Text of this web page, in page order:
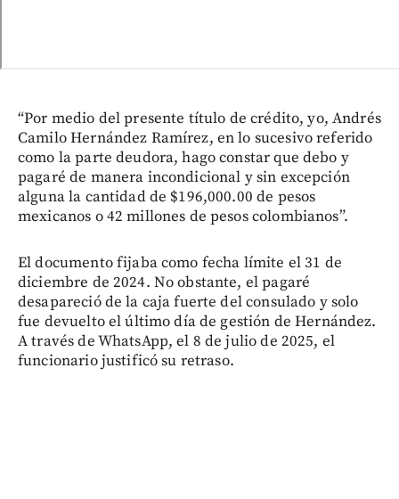
“Por medio del presente título de crédito, yo, Andrés
Camilo Hernández Ramírez, en lo sucesivo referido
como la parte deudora, hago constar que debo y
pagaré de manera incondicional y sin excepción
alguna la cantidad de $196,000.00 de pesos
mexicanos o 42 millones de pesos colombianos”.
El documento fijaba como fecha límite el 31 de
diciembre de 2024. No obstante, el pagaré
desapareció de la caja fuerte del consulado y solo
fue devuelto el último día de gestión de Hernández.
A través de WhatsApp, el 8 de julio de 2025, el
funcionario justificó su retraso.